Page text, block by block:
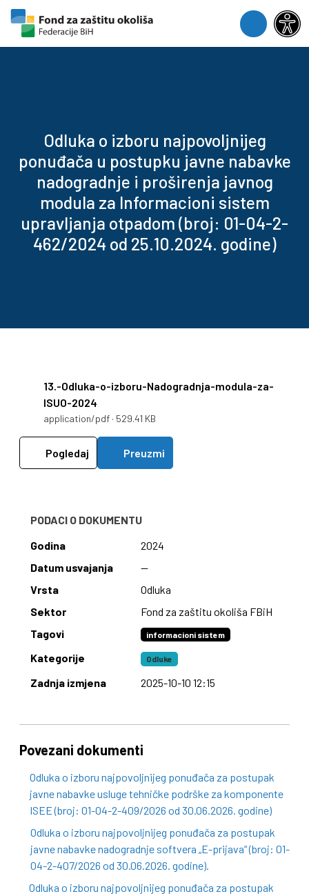
Skip to content
Skip to footer
Menu
Odluka o izboru najpovoljnijeg
ponuđača u postupku javne nabavke
nadogradnje i proširenja javnog
modula za Informacioni sistem
upravljanja otpadom (broj: 01-04-2-
462/2024 od 25.10.2024. godine)
13.-Odluka-o-izboru-Nadogradnja-modula-za-
ISUO-2024
application/pdf · 529.41 KB
Pogledaj Preuzmi
PODACI O DOKUMENTU
Godina
2024
Datum usvajanja
—
Vrsta
Odluka
Sektor
Fond za zaštitu okoliša FBiH
Tagovi
informacioni sistem
Kategorije Odluke
Zadnja izmjena 2025-10-10 12:15
Povezani dokumenti
Odluka o izboru najpovoljnijeg ponuđača za postupak
javne nabavke usluge tehničke podrške za komponente
ISEE (broj: 01-04-2-409/2026 od 30.06.2026. godine)
Odluka o izboru najpovoljnijeg ponuđača za postupak
javne nabavke nadogradnje softvera „E-prijava“ (broj: 01-
04-2-407/2026 od 30.06.2026. godine).
Odluka o izboru najpovoljnijeg ponuđača za postupak